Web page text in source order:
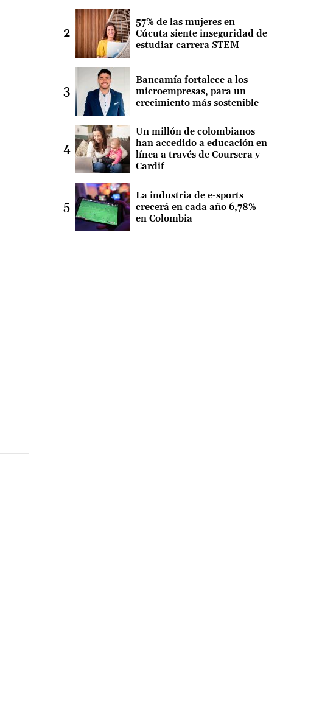
57% de las mujeres en
Cúcuta siente inseguridad de
estudiar carrera STEM
Bancamía fortalece a los
microempresas, para un
crecimiento más sostenible
Un millón de colombianos
han accedido a educación en
línea a través de Coursera y
Cardif
La industria de e-sports
crecerá en cada año 6,78%
en Colombia